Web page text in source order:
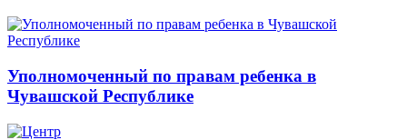
Уполномоченный по правам ребенка в
Чувашской Республике